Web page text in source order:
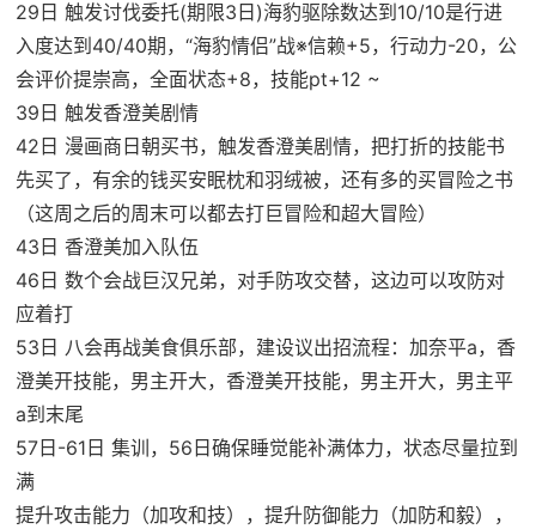
29日 触发讨伐委托(期限3日)海豹驱除数达到10/10是行进
入度达到40/40期，“海豹情侣”战※信赖+5，行动力-20，公
会评价提崇高，全面状态+8，技能pt+12 ~
39日 触发香澄美剧情
42日 漫画商日朝买书，触发香澄美剧情，把打折的技能书
先买了，有余的钱买安眠枕和羽绒被，还有多的买冒险之书
（这周之后的周末可以都去打巨冒险和超大冒险）
43日 香澄美加入队伍
46日 数个会战巨汉兄弟，对手防攻交替，这边可以攻防对
应着打
53日 八会再战美食俱乐部，建设议出招流程：加奈平a，香
澄美开技能，男主开大，香澄美开技能，男主开大，男主平
a到末尾
57日-61日 集训，56日确保睡觉能补满体力，状态尽量拉到
满
提升攻击能力（加攻和技），提升防御能力（加防和毅），